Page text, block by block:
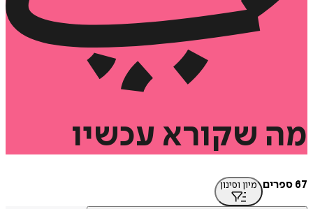
שקורא עכשיו
מיון וסינון